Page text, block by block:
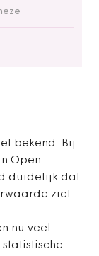
bekend. Bij
Open
duidelijk dat
ziet
nu veel